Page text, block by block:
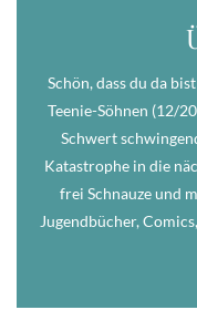
Schön, dass du da
Teenie-Söhnen (12/
Schwert
Katastrophe in die
frei Schnauze und
Jugendbücher,